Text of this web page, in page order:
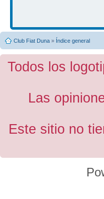
Club Fiat Duna » Índice general
Todos los
Las
Este sitio no